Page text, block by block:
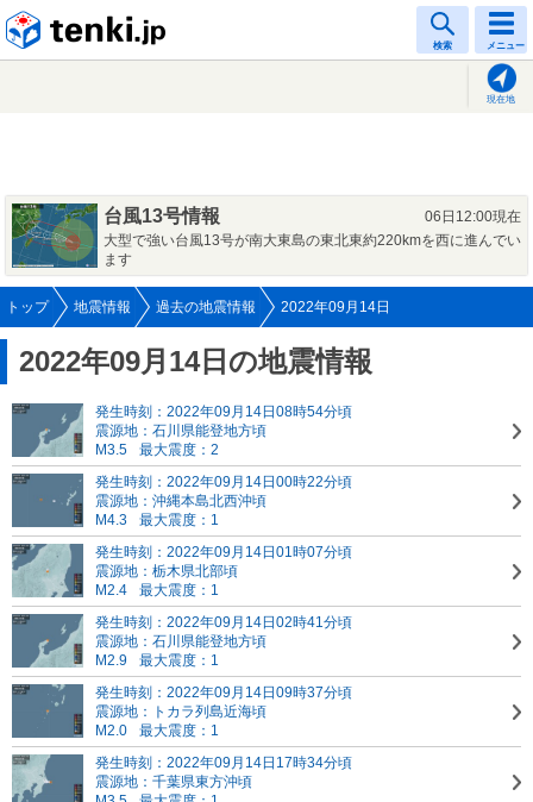
検索 メニュー
現在地
台風13号情報
06日12:00現在
大型で強い台風13号が南大東島の東北東約220kmを西に進んでい
ます
トップ 地震情報 過去の地震情報 2022年09月14日
2022年09月14日の地震情報
発生時刻：2022年09月14日08時54分頃
震源地：石川県能登地方頃
M3.5
最大震度：2
発生時刻：2022年09月14日00時22分頃
震源地：沖縄本島北西沖頃
M4.3
最大震度：1
発生時刻：2022年09月14日01時07分頃
震源地：栃木県北部頃
M2.4
最大震度：1
発生時刻：2022年09月14日02時41分頃
震源地：石川県能登地方頃
M2.9
最大震度：1
発生時刻：2022年09月14日09時37分頃
震源地：トカラ列島近海頃
M2.0
最大震度：1
発生時刻：2022年09月14日17時34分頃
震源地：千葉県東方沖頃